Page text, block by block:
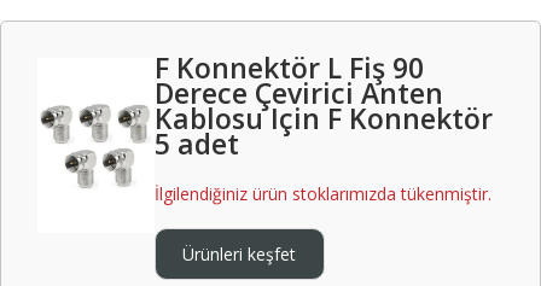
F Konnektör L Fiş 90
Derece Çevirici Anten
Kablosu Için F Konnektör
5 adet
İlgilendiğiniz ürün stoklarımızda tükenmiştir.
Ürünleri keşfet